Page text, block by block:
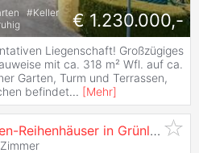
#Keller
€ 1.230.000,-
Liegenschaft! Großzügiges
mit ca. 318 m² Wfl. auf ca.
Garten, Turm und Terrassen,
befindet... [Mehr]
in Grünlage RH_B2